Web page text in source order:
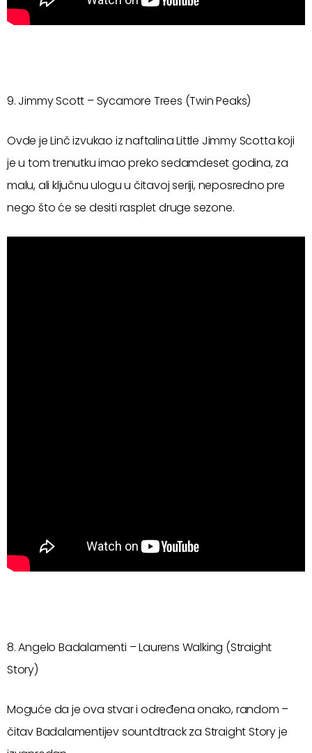
9. Jimmy Scott – Sycamore Trees (Twin Peaks)
Ovde je Linč izvukao iz naftalina Little Jimmy Scotta koji
je u tom trenutku imao preko sedamdeset godina, za
malu, ali ključnu ulogu u čitavoj seriji, neposredno pre
nego što će se desiti rasplet druge sezone.
8. Angelo Badalamenti – Laurens Walking (Straight
Story)
Moguće da je ova stvar i određena onako, random –
čitav Badalamentijev sountdtrack za Straight Story je